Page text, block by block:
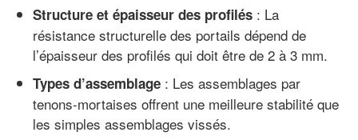
Structure et épaisseur des profilés : La
résistance structurelle des portails dépend de
l’épaisseur des profilés qui doit être de 2 à 3 mm.
Types d’assemblage : Les assemblages par
tenons-mortaises offrent une meilleure stabilité que
les simples assemblages vissés.